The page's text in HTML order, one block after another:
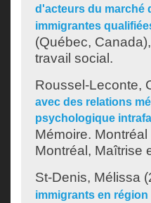
d'acteurs du marché
immigrantes
(Québec,
travail social.
Roussel-Leconte,
avec des relations
psychologique
Mémoire.
Montréal, Maîtrise
St-Denis, Mélissa
immigrants en